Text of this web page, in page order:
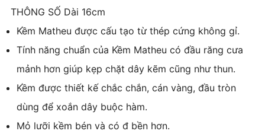
THÔNG SỐ Dài 16cm
Kềm Matheu được cấu tạo từ thép cứng không gỉ.
Tính năng chuẩn của Kềm Matheu có đầu răng cưa
mảnh hơn giúp kẹp chặt dây kẽm cũng như thun.
Kềm được thiết kế chắc chắn, cán vàng, đầu tròn
dùng để xoắn dây buộc hàm.
Mỏ lưỡi kềm bén và có đ bền hơn.